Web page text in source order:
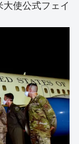
使公式フェイ